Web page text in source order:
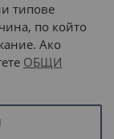
типове
по който
Ако
ОБЩИ